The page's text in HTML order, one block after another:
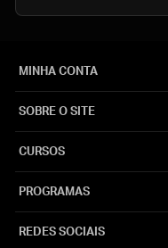
MINHA CONTA
SOBRE O SITE
CURSOS
PROGRAMAS
REDES SOCIAIS